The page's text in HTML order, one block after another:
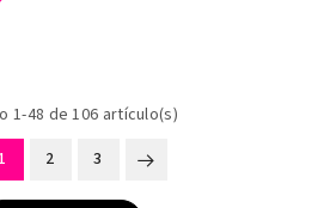
1-48 de 106 artículo(s)
1
2 3